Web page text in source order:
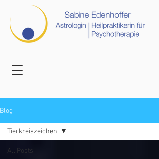
Blog
All Posts
Tierkreiszeichen